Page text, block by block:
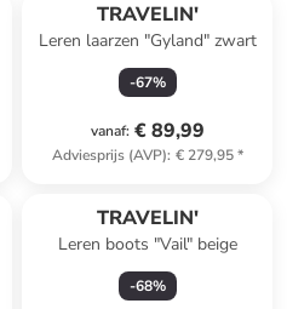
TRAVELIN'
Leren laarzen "Gyland" zwart
-67%
vanaf: € 89,99
Adviesprijs (AVP): € 279,95*
TRAVELIN'
Leren boots "Vail" beige
-68%